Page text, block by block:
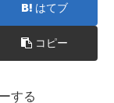
はてブ
コピー
する